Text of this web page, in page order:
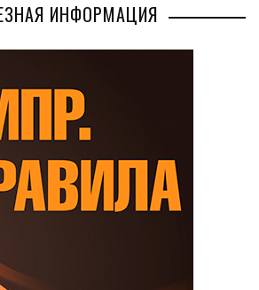
ИНФОРМАЦИЯ